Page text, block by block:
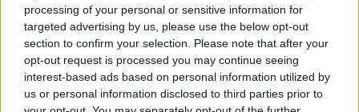
processing of your personal or sensitive information for
targeted advertising by us, please use the below opt-out
section to confirm your selection. Please note that after your
opt-out request is processed you may continue seeing
interest-based ads based on personal information utilized by
us or personal information disclosed to third parties prior to